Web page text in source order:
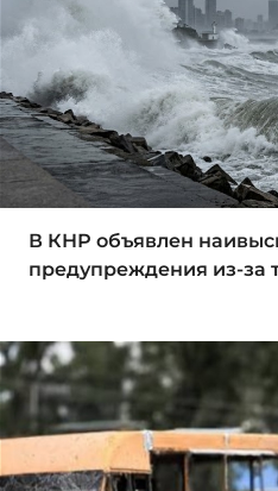
В КНР объявлен
предупреждения из-за